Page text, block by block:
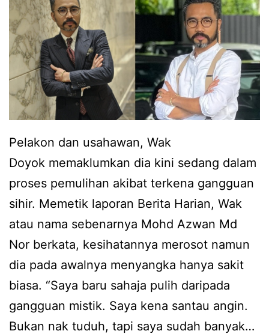
Pelakon dan usahawan, Wak
Doyok memaklumkan dia kini sedang dalam
proses pemulihan akibat terkena gangguan
sihir. Memetik laporan Berita Harian, Wak
atau nama sebenarnya Mohd Azwan Md
Nor berkata, kesihatannya merosot namun
dia pada awalnya menyangka hanya sakit
biasa. “Saya baru sahaja pulih daripada
gangguan mistik. Saya kena santau angin.
Bukan nak tuduh, tapi saya sudah banyak…